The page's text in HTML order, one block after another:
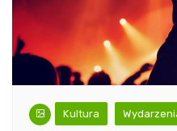
Kultura